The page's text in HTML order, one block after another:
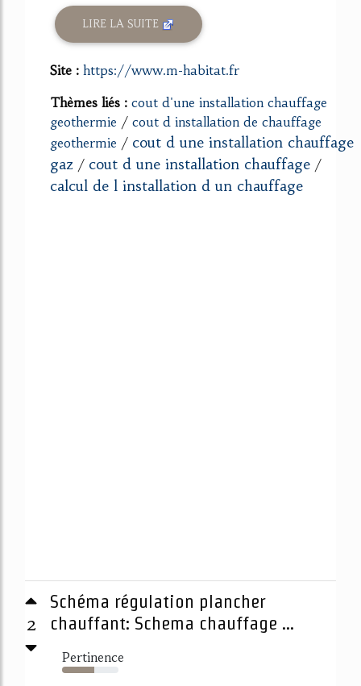
LIRE LA SUITE
Site : https://www.m-habitat.fr
Thèmes liés : cout d'une installation chauffage
geothermie / cout d installation de chauffage
geothermie / cout d une installation chauffage
gaz / cout d une installation chauffage /
calcul de l installation d un chauffage
2
Schéma régulation plancher
chauffant: Schema chauffage ...
Pertinence
57%